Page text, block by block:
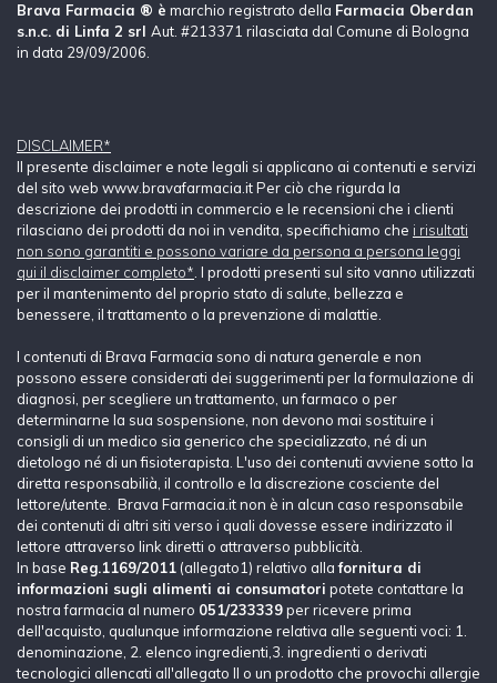
Brava Farmacia ® è marchio registrato della Farmacia Oberdan
s.n.c. di Linfa 2 srl Aut. #213371 rilasciata dal Comune di Bologna
in data 29/09/2006.
DISCLAIMER*
Il presente disclaimer e note legali si applicano ai contenuti e servizi
del sito web www.bravafarmacia.it Per ciò che rigurda la
descrizione dei prodotti in commercio e le recensioni che i clienti
rilasciano dei prodotti da noi in vendita, specifichiamo che i risultati
non sono garantiti e possono variare da persona a persona leggi
qui il disclaimer completo* . I prodotti presenti sul sito vanno utilizzati
per il mantenimento del proprio stato di salute, bellezza e
benessere, il trattamento o la prevenzione di malattie.
I contenuti di Brava Farmacia sono di natura generale e non
possono essere considerati dei suggerimenti per la formulazione di
diagnosi, per scegliere un trattamento, un farmaco o per
determinarne la sua sospensione, non devono mai sostituire i
consigli di un medico sia generico che specializzato, né di un
dietologo né di un fisioterapista. L'uso dei contenuti avviene sotto la
diretta responsabilià, il controllo e la discrezione cosciente del
lettore/utente. Brava Farmacia.it non è in alcun caso responsabile
dei contenuti di altri siti verso i quali dovesse essere indirizzato il
lettore attraverso link diretti o attraverso pubblicità.
In base Reg.1169/2011 (allegato1) relativo allafornitura di
informazioni sugli alimenti ai consumatori potete contattare la
nostra farmacia al numero 051/233339per ricevere prima
dell'acquisto, qualunque informazione relativa alle seguenti voci: 1.
denominazione, 2. elenco ingredienti,3. ingredienti o derivati
tecnologici allencati all'allegato II o un prodotto che provochi allergie